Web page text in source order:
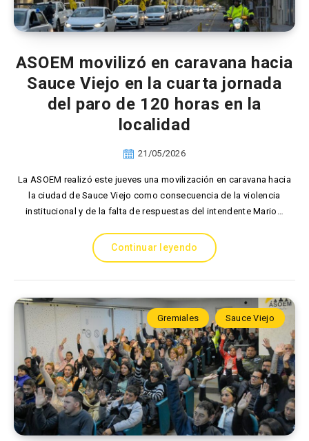
ASOEM movilizó en caravana hacia
Sauce Viejo en la cuarta jornada
del paro de 120 horas en la
localidad
21/05/2026
La ASOEM realizó este jueves una movilización en caravana hacia
la ciudad de Sauce Viejo como consecuencia de la violencia
institucional y de la falta de respuestas del intendente Mario…
Continuar leyendo
Gremiales Sauce Viejo